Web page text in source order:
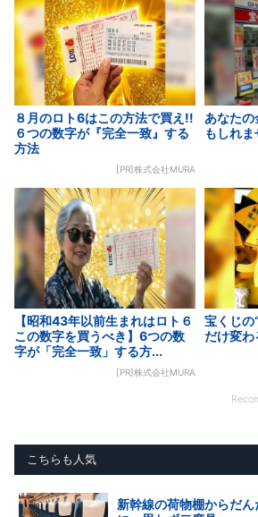
８月のロト6はこの方法で買え!!
６つの数字が『完全一致』する
方法
[PR]株式会社MURA
あなた
もしれま
【昭和43年以前生まれはロト６
この数字を買うべき】6つの数
字が「完全一致」する方...
[PR]株式会社MURA
宝くじの
だけ変わ
こちらも人気
新幹線の荷物棚からだ